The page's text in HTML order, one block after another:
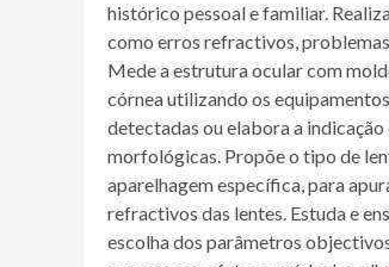
histórico pessoal e familiar.
como erros refractivos,
Mede a estrutura ocular com
córnea utilizando os
detectadas ou elabora a
morfológicas. Propõe o tipo de
aparelhagem específica, para
refractivos das lentes. Estuda e
escolha dos parâmetros